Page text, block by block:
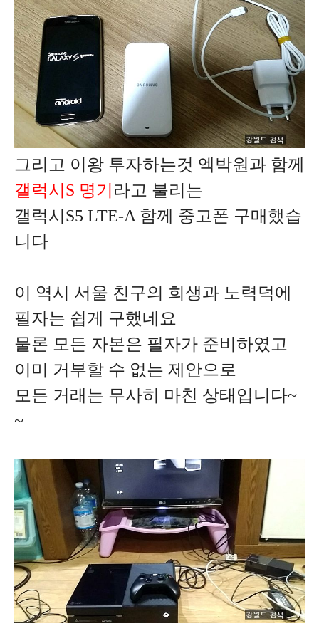
그리고 이왕 투자하는것 엑박원과 함께
갤럭시S 명기 라고 불리는
갤럭시S5 LTE-A 함께 중고폰 구매했습
니다
이 역시 서울 친구의 희생과 노력덕에
필자는 쉽게 구했네요
물론 모든 자본은 필자가 준비하였고
이미 거부할 수 없는 제안으로
모든 거래는 무사히 마친 상태입니다~
~